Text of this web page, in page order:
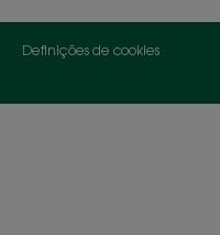
Definições de cookies